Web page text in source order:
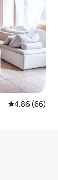
Calificación
4.86 (66)